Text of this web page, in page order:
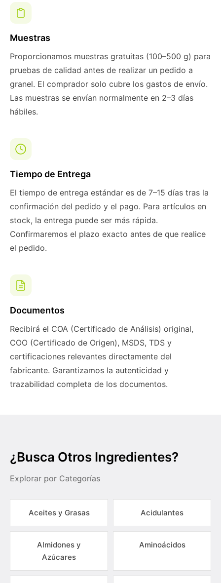
Muestras
Proporcionamos muestras gratuitas (100–500 g) para
pruebas de calidad antes de realizar un pedido a
granel. El comprador solo cubre los gastos de envío.
Las muestras se envían normalmente en 2–3 días
hábiles.
Tiempo de Entrega
El tiempo de entrega estándar es de 7–15 días tras la
confirmación del pedido y el pago. Para artículos en
stock, la entrega puede ser más rápida.
Confirmaremos el plazo exacto antes de que realice
el pedido.
Documentos
Recibirá el COA (Certificado de Análisis) original,
COO (Certificado de Origen), MSDS, TDS y
certificaciones relevantes directamente del
fabricante. Garantizamos la autenticidad y
trazabilidad completa de los documentos.
¿Busca Otros Ingredientes?
Explorar por Categorías
Aceites y Grasas Acidulantes
Almidones y
Azúcares
Aminoácidos